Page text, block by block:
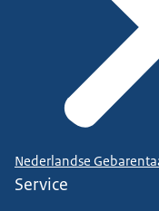
Nederlandse
Service